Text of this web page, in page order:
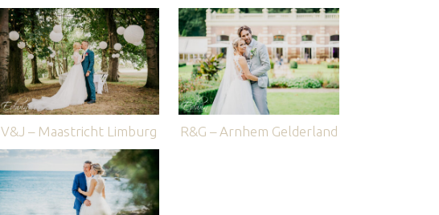
V&J – Maastricht Limburg R&G – Arnhem Gelderland